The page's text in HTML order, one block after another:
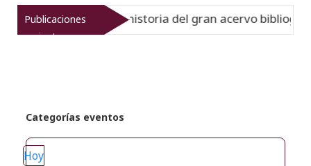
Publicaciones
recientes
muestra la historia del gran acervo
Categorías eventos
Hoy